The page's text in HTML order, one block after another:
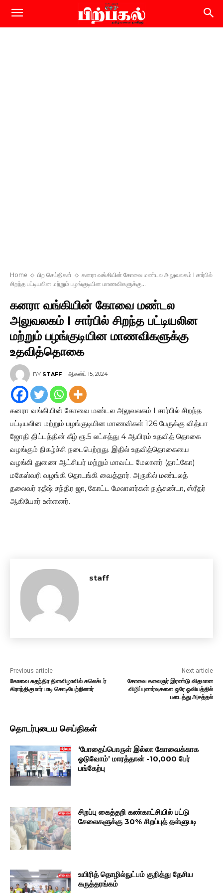
Home பிற செய்திகள்
கனரா வங்கியின் கோவை மண்டல அலுவலகம் I சார்பில்
சிறந்த பட்டியலின மற்றும் பழங்குடியின மாணவிகளுக்கு...
கனரா வங்கியின் கோவை மண்டல
அலுவலகம் I சார்பில் சிறந்த பட்டியலின
மற்றும் பழங்குடியின மாணவிகளுக்கு
உதவித்தொகை
BY STAFF ஆகஸ்ட் 15, 2024
கனரா வங்கியின் கோவை மண்டல அலுவலகம் I சார்பில் சிறந்த
பட்டியலின மற்றும் பழங்குடியின மாணவிகள் 126 பேருக்கு வித்யா
ஜோதி திட்டத்தின் கீழ் ரூ.5 லட்சத்து 4 ஆயிரம் உதவித் தொகை
வழங்கும் நிகழ்ச்சி நடைபெற்றது. இதில் உதவித்தொகையை
வழங்கி துணை ஆட்சியர் மற்றும் மாவட்ட மேலாளர் (தாட்கோ)
மகேஸ்வரி வழங்கி தொடங்கி வைத்தார். அருகில் மண்டலத்
தலைவர் ரதீஷ் சந்திர ஜா, கோட்ட மேலாளர்கள் நஞ்சுண்டா, ஸ்ரீதர்
ஆகியோர் உள்ளனர்.
staff
Previous article
கோவை சுதந்திர தினவிழாவில் கலெக்டர்
கிராந்திகுமார் பாடி கொடியேற்றினார்
Next article
கோவை கலைஞர் இரண்டு விதமான
விழிப்புணர்வுகளை ஒரே ஓவியத்தில்
படைத்து அசத்தல்
தொடர்புடைய செய்திகள்
‘போதைப்பொருள் இல்லா கோவைக்காக
ஓடுவோம்’ மாரத்தான் -10,000 பேர்
பங்கேற்பு
சிறப்பு கைத்தறி கண்காட்சியில் பட்டு
சேலைகளுக்கு 30% சிறப்புத் தள்ளுபடி
உயிரித் தொழில்நுட்பம் குறித்து தேசிய
கருத்தரங்கம்